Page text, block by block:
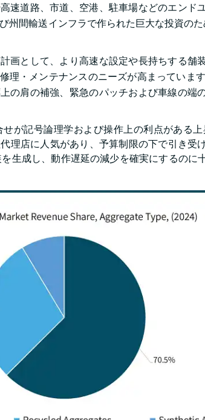
速道路、市道、空港、駐車場などのエンド
間輸送インフラで作られた巨大な投資のた
画として、より高速な設定や長持ちする舗
理・メンテナンスのニーズが高まっていま
の肩の補強、緊急のパッチおよび車線の端
が記号論理学および操作上の利点がある
理店に人気があり、予算制限の下で引き受
生成し、動作遅延の減少を確実にするのに